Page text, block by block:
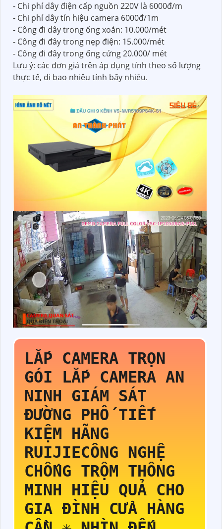
- Chi phí dây điện cấp nguồn 220V là 6000đ/m
- Chi phí dây tín hiệu camera 6000đ/1m
- Công đi dây trong ống xoắn: 10.000/mét
- Công đi đây trong nẹp điện: 15.000/mét
- Công đi đây trong ống cứng 20.000/ mét
Lưu ý: các đơn giá trên áp dụng tính theo số lượng
thực tế, đi bao nhiêu tính bấy nhiêu.
LẮP CAMERA TRỌN
GÓI LẮP CAMERA AN
NINH GIÁM SÁT
ĐƯỜNG PHỐ TIẾT
KIỆM HÃNG
RUIJIECÔNG NGHỆ
CHỐNG TRỘM THÔNG
MINH HIỆU QUẢ CHO
GIA ĐÌNH CỬA HÀNG